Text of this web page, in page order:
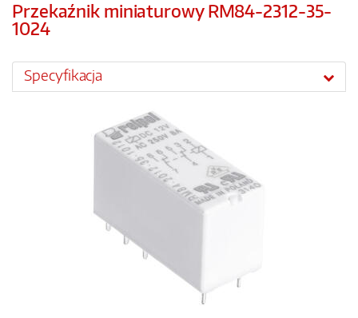
Przekaźnik miniaturowy RM84-2312-35-
1024
Specyfikacja